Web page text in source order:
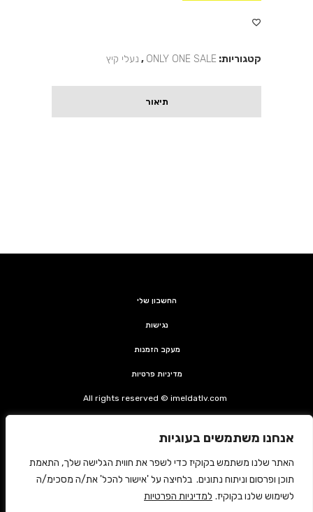
אנחנו משתמשים בעוגיות
האתר שלנו משתמש בקוקיז כדי לשפר את חווית הגלישה שלך, התאמת
תוכן ופרסום וניתוח נתונים. בלחיצה על 'אישור להכל' את/ה מסכימ/ה
לשימוש שלנו בקוקיז. למדיניות הפרטיות
קטגוריות: ONLY ONE SALE
, נעלי קיץ
תיאור
החשבון שלי
נגישות
מעקב הזמנות
מדיניות פרטיות
All rights reserved © imeldatlv.com
ביטול עסקה